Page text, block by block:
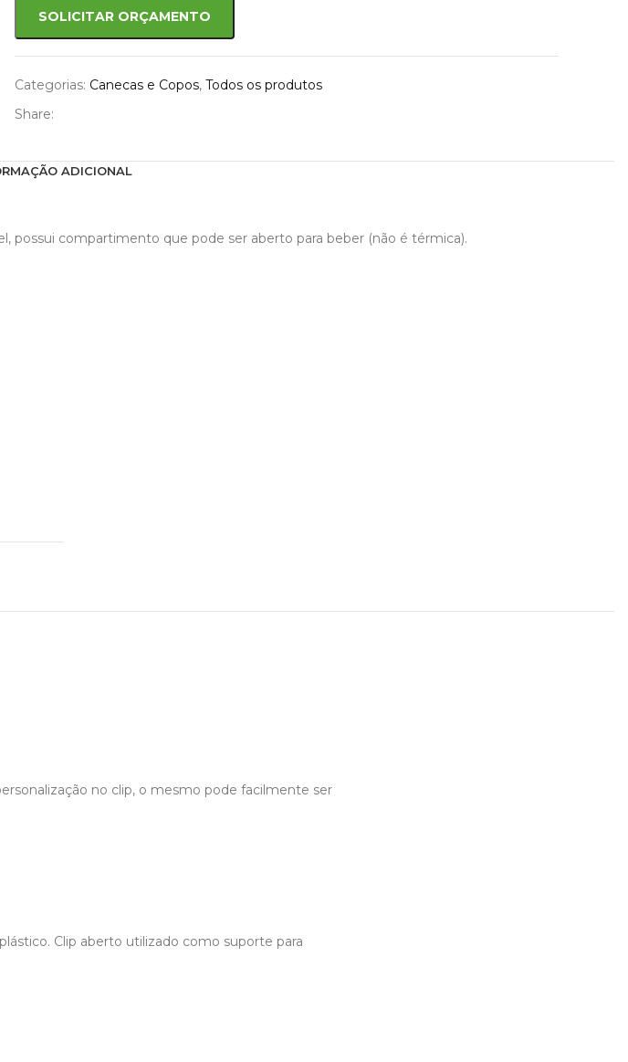
SOLICITAR ORÇAMENTO
Categorias: Canecas e Copos, Todos os produtos
Share:
ADICIONAL
possui compartimento que pode ser aberto para beber (não é térmica).
no clip, o mesmo pode facilmente ser
Clip aberto utilizado como suporte para